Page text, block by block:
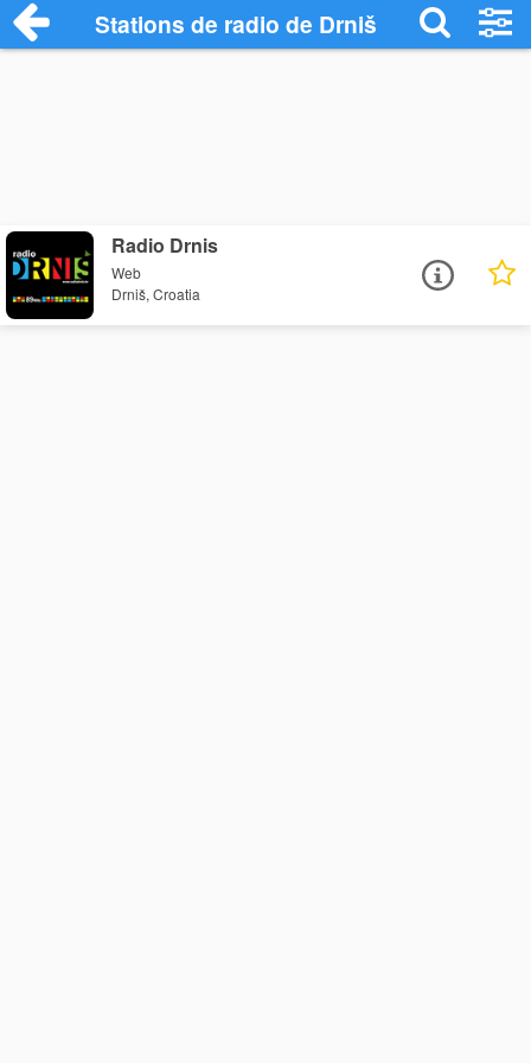
Stations de radio de Drniš
Radio Drnis
Web
Drniš, Croatia